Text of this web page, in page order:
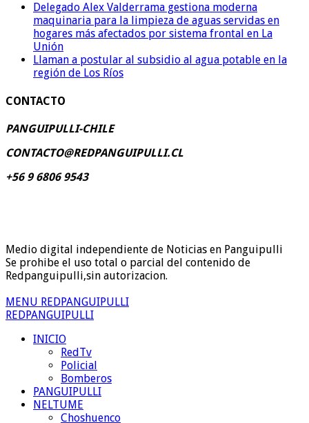
Delegado Alex Valderrama gestiona moderna
maquinaria para la limpieza de aguas servidas en
hogares más afectados por sistema frontal en La
Unión
Llaman a postular al subsidio al agua potable en la
región de Los Ríos
CONTACTO
PANGUIPULLI-CHILE
CONTACTO@REDPANGUIPULLI.CL
+56 9 6806 9543
Medio digital independiente de Noticias en Panguipulli
Se prohibe el uso total o parcial del contenido de
Redpanguipulli,sin autorizacion.
MENU REDPANGUIPULLI
REDPANGUIPULLI
INICIO
RedTv
Policial
Bomberos
PANGUIPULLI
NELTUME
Choshuenco